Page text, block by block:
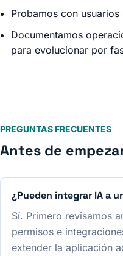
Probamos con
Documentamos
para evolucionar por
PREGUNTAS FRECUENTES
Antes de
¿Pueden integrar IA a
Sí. Primero revisamos
permisos e
extender la aplicación